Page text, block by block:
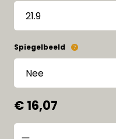
Spiegelbeeld
€ 16,07